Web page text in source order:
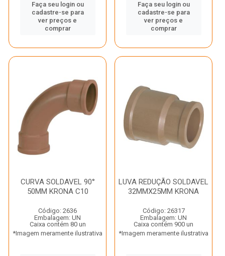
Faça seu login ou
cadastre-se para
ver preços e
comprar
Faça seu login ou
cadastre-se para
ver preços e
comprar
CURVA SOLDAVEL 90°
50MM KRONA C10
Código: 2636
Embalagem: UN
Caixa contém 80 un
*Imagem meramente ilustrativa
LUVA REDUÇÃO SOLDAVEL
32MMX25MM KRONA
Código: 26317
Embalagem: UN
Caixa contém 900 un
*Imagem meramente ilustrativa